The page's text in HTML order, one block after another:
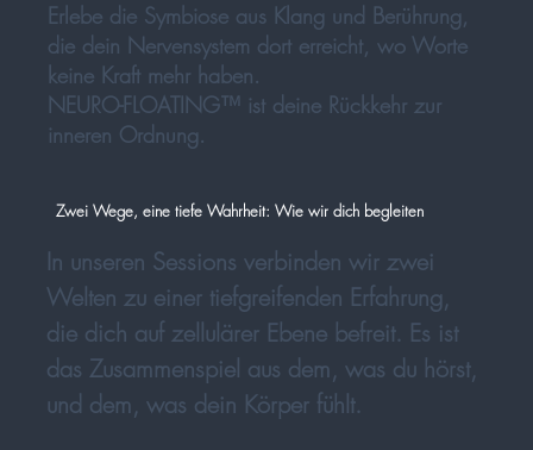
Erlebe die Symbiose aus Klang und Berührung,
die dein Nervensystem dort erreicht, wo Worte
keine Kraft mehr haben.
NEURO-FLOATING™ ist deine Rückkehr zur
inneren Ordnung.
Zwei Wege, eine tiefe Wahrheit: Wie wir dich begleiten
In unseren Sessions verbinden wir zwei
Welten zu einer tiefgreifenden Erfahrung,
die dich auf zellulärer Ebene befreit. Es ist
das Zusammenspiel aus dem, was du hörst,
und dem, was dein Körper fühlt.